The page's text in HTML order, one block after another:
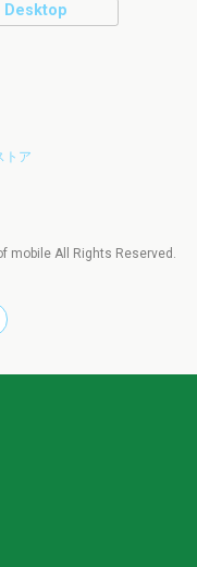
Desktop
トア
mobile All Rights Reserved.